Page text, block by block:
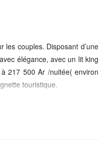
les couples. Disposant d’une
élégance, avec un lit king
217 500 Ar /nuitée( environ
touristique.